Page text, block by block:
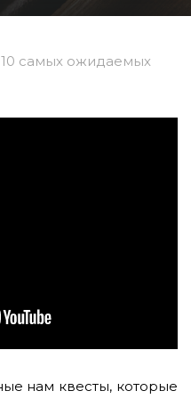
самых ожидаемых
нам квесты, которые